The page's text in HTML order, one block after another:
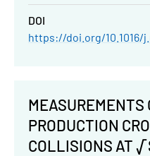
DOI
https://doi.org/10.1016/
MEASUREMENTS
PRODUCTION
COLLISIONS AT